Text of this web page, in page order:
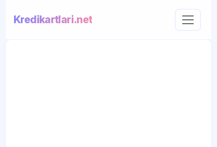
Kredikartlari.net